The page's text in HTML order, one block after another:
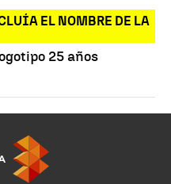
EL NOMBRE DE LA
25 años